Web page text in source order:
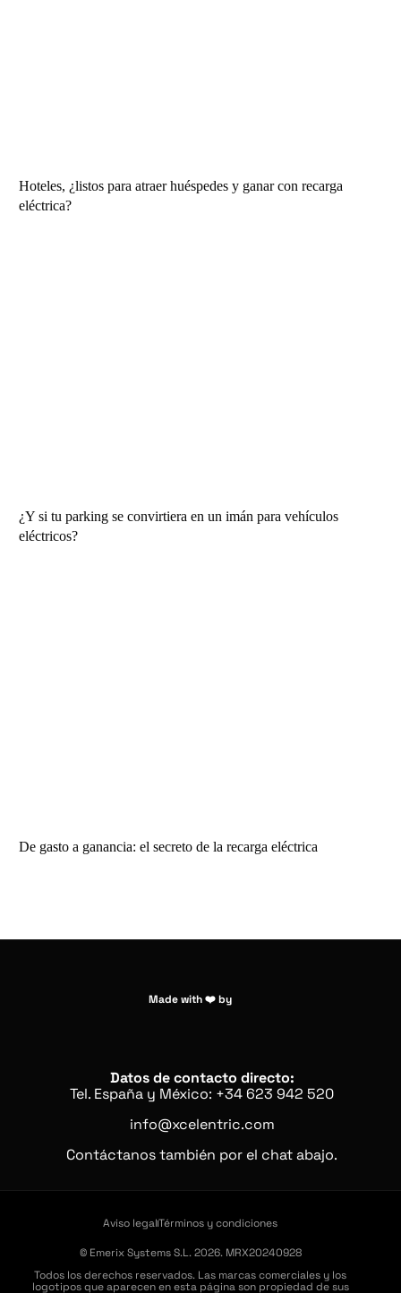
Hoteles, ¿listos para atraer huéspedes y ganar con recarga
eléctrica?
¿Y si tu parking se convirtiera en un imán para vehículos
eléctricos?
De gasto a ganancia: el secreto de la recarga eléctrica
Made with ❤️ by
Datos de contacto directo:
Tel. España y México: +34 623 942 520
info@xcelentric.com
Contáctanos también por el chat abajo.
© Emerix Systems S.L. 2026. MRX20240928
Todos los derechos reservados. Las marcas comerciales y los
logotipos que aparecen en esta página son propiedad de sus
Aviso legalTérminos y condiciones